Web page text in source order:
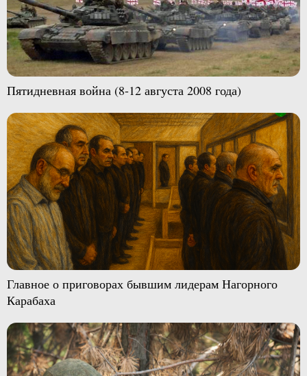
Пятидневная война (8-12 августа 2008 года)
Главное о приговорах бывшим лидерам Нагорного
Карабаха